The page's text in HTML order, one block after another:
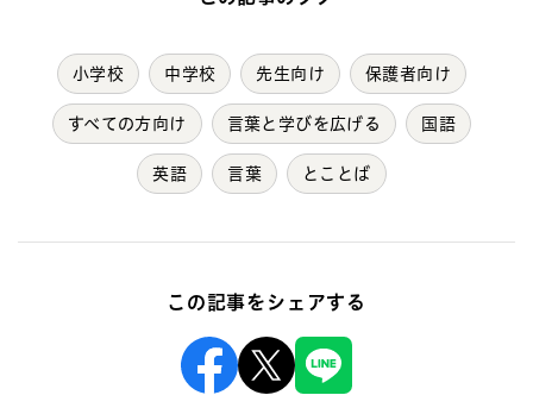
小学校 中学校 先生向け 保護者向け
すべての方向け 言葉と学びを広げる 国語
英語 言葉 とことば
この記事をシェアする